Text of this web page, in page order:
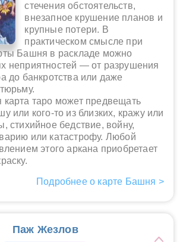
стечения обстоятельств,
внезапное крушение планов и
крупные потери. В
практическом смысле при
Башня в раскладе можно
неприятностей — от разрушения
до банкротства или даже
карта таро может предвещать
или кого-то из близких, кражу или
стихийное бедствие, войну,
или катастрофу. Любой
этого аркана приобретает
Подробнее о карте Башня >
Паж Жезлов